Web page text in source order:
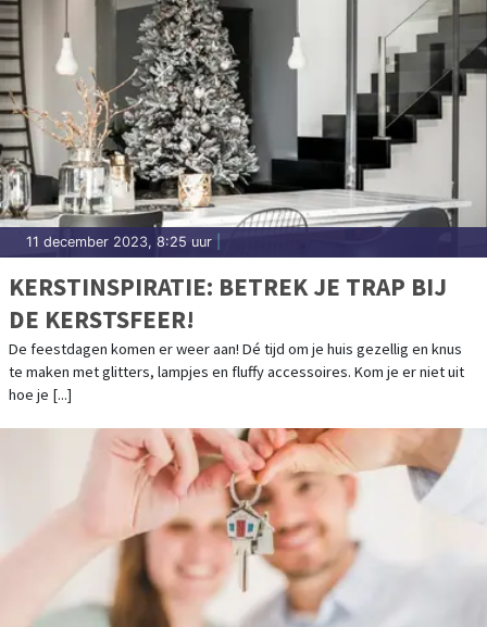
11 december 2023, 8:25 uur
KERSTINSPIRATIE: BETREK JE TRAP BIJ
DE KERSTSFEER!
De feestdagen komen er weer aan! Dé tijd om je huis gezellig en knus
te maken met glitters, lampjes en fluffy accessoires. Kom je er niet uit
hoe je [...]